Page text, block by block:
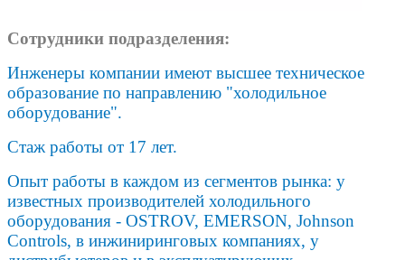
Cотрудники подразделения:
Инженеры компании имеют высшее техническое
образование по направлению "холодильное
оборудование".
Стаж работы от 17 лет.
Опыт работы в каждом из сегментов рынка: у
известных производителей холодильного
оборудования - OSTROV, EMERSON, Johnson
Controls, в инжиниринговых компаниях, у